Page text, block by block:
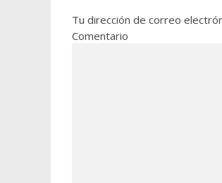
Tu dirección de correo
Comentario